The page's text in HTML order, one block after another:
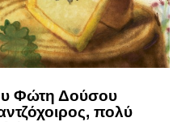
Φώτη Δούσου
πολύ